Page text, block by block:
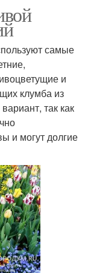
самые
и
клумба из
так как
и могут долгие